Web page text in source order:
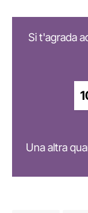
Si t'agrada
Una altra